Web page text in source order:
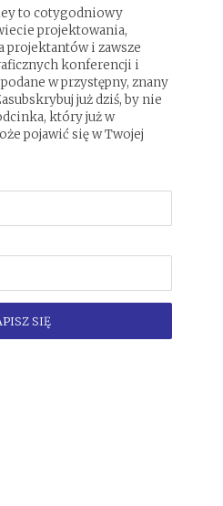
to cotygodniowy
projektowania,
projektantów i zawsze
konferencji i
w przystępny, znany
już dziś, by nie
który już w
pojawić się w Twojej